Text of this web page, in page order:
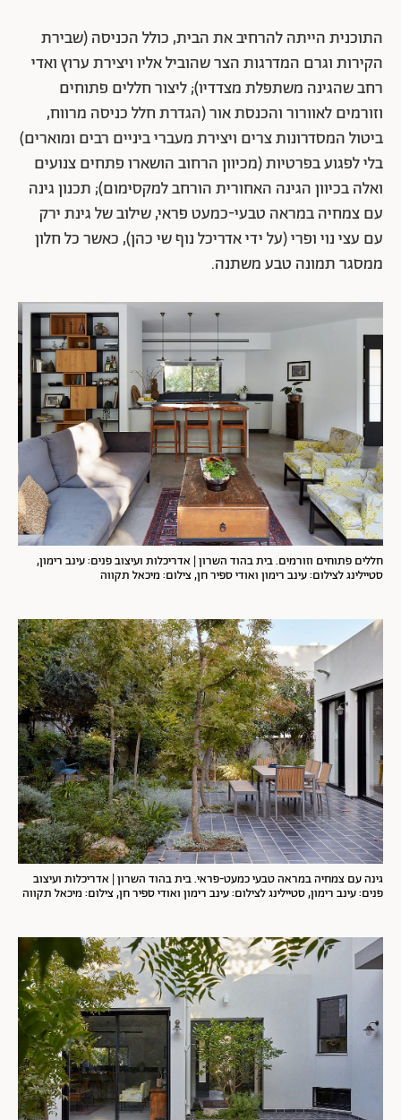
התוכנית הייתה להרחיב את הבית, כולל הכניסה (שבירת
הקירות וגרם המדרגות הצר שהוביל אליו ויצירת ערוץ ואדי
רחב שהגינה משתפלת מצדדיו); ליצור חללים פתוחים
וזורמים לאוורור והכנסת אור (הגדרת חלל כניסה מרווח,
ביטול המסדרונות צרים ויצירת מעברי ביניים רבים ומוארים)
בלי לפגוע בפרטיות (מכיוון הרחוב הושארו פתחים צנועים
ואלה בכיוון הגינה האחורית הורחב למקסימום); תכנון גינה
עם צמחיה במראה טבעי-כמעט פראי, שילוב של גינת ירק
עם עצי נוי ופרי (על ידי אדריכל נוף שי כהן), כאשר כל חלון
ממסגר תמונה טבע משתנה.
חללים פתוחים וזורמים. בית בהוד השרון | אדריכלות ועיצוב פנים: עינב רימון,
סטיילינג לצילום: עינב רימון ואודי ספיר חן, צילום: מיכאל תקווה
גינה עם צמחיה במראה טבעי כמעט-פראי. בית בהוד השרון | אדריכלות ועיצוב
פנים: עינב רימון, סטיילינג לצילום: עינב רימון ואודי ספיר חן, צילום: מיכאל תקווה